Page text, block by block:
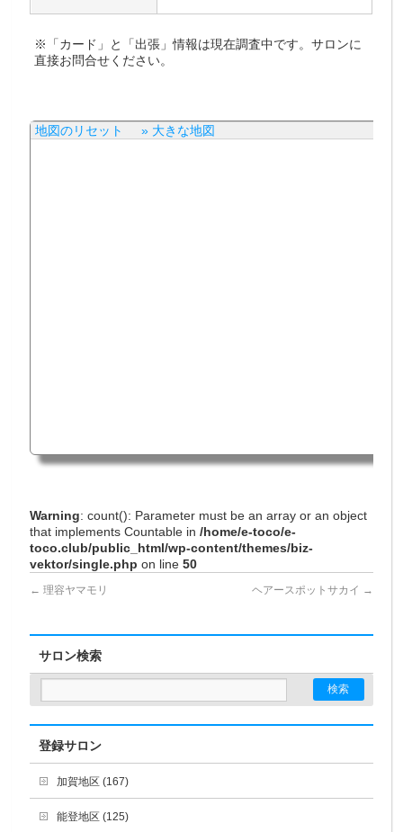
※「カード」と「出張」情報は現在調査中です。サロンに
直接お問合せください。
地図のリセット » 大きな地図
Warning: count(): Parameter must be an array or an object
that implements Countable in/home/e-toco/e-
toco.club/public_html/wp-content/themes/biz-
vektor/single.php on line50
← 理容ヤマモリ ヘアースポットサカイ →
サロン検索
登録サロン
加賀地区 (167)
能登地区 (125)